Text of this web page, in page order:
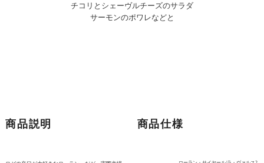
チコリとシェーヴルチーズのサラダ
サーモンのポワレなどと
商品説明 商品仕様